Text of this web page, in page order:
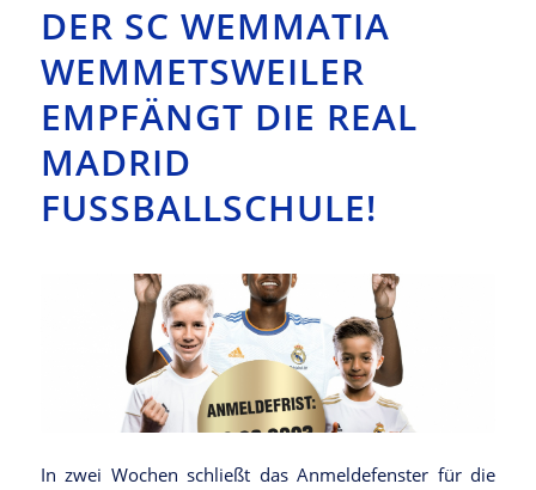
DER SC WEMMATIA
WEMMETSWEILER
EMPFÄNGT DIE REAL
MADRID
FUSSBALLSCHULE!
In zwei Wochen schließt das Anmeldefenster für die